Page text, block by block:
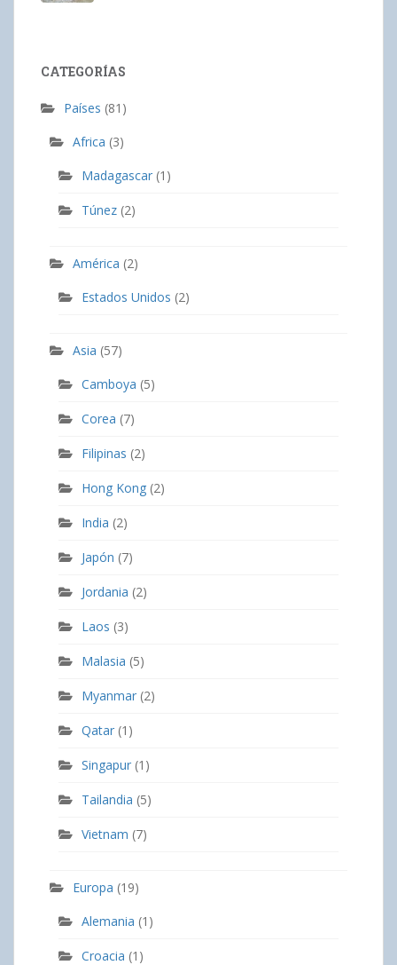
CATEGORÍAS
Países (81)
Africa (3)
Madagascar (1)
Túnez (2)
América (2)
Estados Unidos (2)
Asia (57)
Camboya (5)
Corea (7)
Filipinas (2)
Hong Kong (2)
India (2)
Japón (7)
Jordania (2)
Laos (3)
Malasia (5)
Myanmar (2)
Qatar (1)
Singapur (1)
Tailandia (5)
Vietnam (7)
Europa (19)
Alemania (1)
Croacia (1)